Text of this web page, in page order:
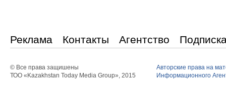
Реклама Контакты Агентство
© Все права защишены
ТОО «Kazakhstan Today Media Group», 2015
Авторские права на
Информационного